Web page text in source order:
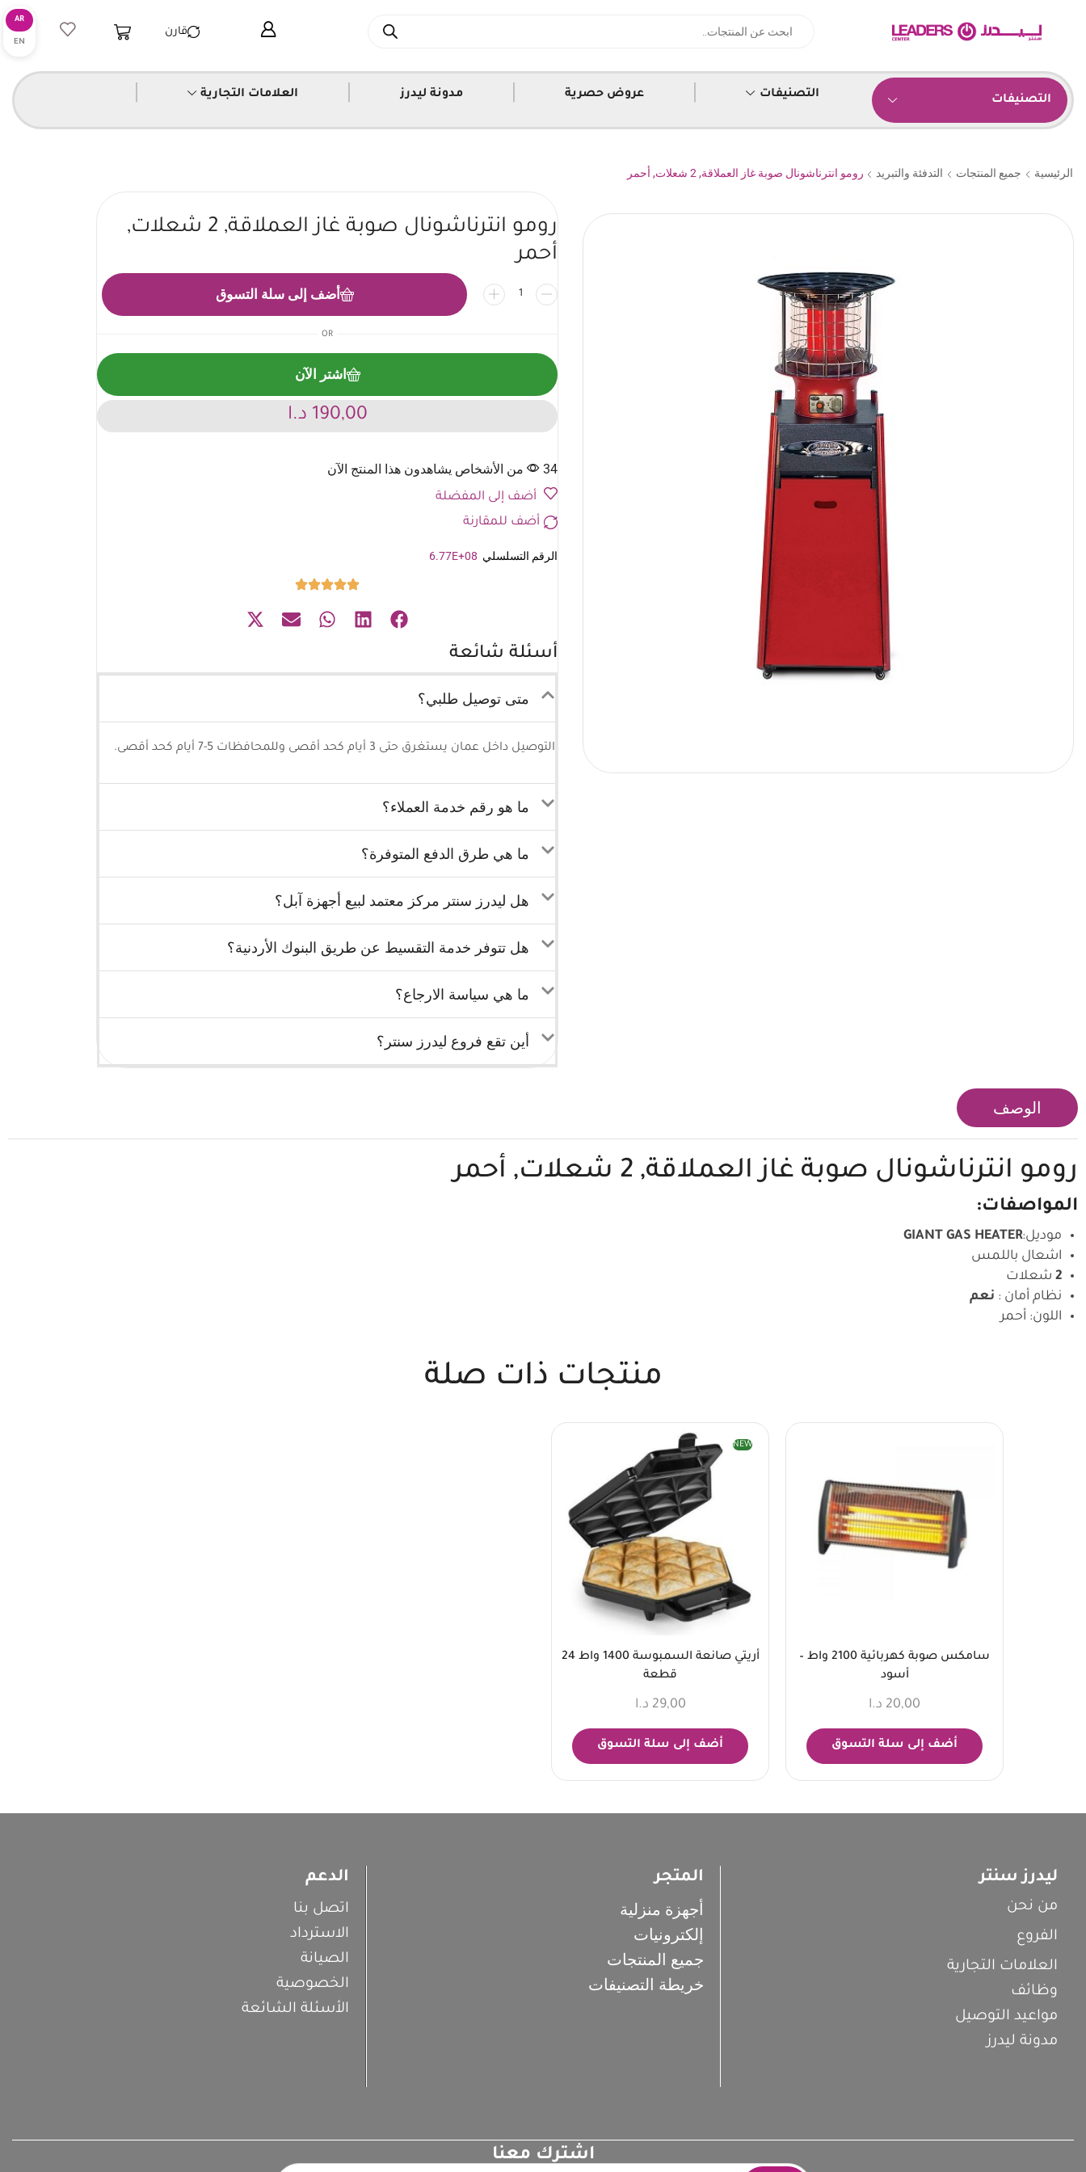
قارن
التصنيفات التصنيفات عروض حصرية مدونة ليدرز العلامات التجارية
الرئيسية جميع المنتجات التدفئة والتبريد رومو انترناشونال صوبة غاز العملاقة, 2 شعلات, أحمر
رومو انترناشونال صوبة غاز العملاقة, 2 شعلات,
أحمر
أضف إلى سلة التسوق
OR
اشتر الآن
190,00 د.ا
34 من الأشخاص يشاهدون هذا المنتج الآن
أضف إلى المفضلة
أضف للمقارنة
الرقم التسلسلي 6.77E+08
أسئلة شائعة
متى توصيل طلبي؟
التوصيل داخل عمان يستغرق حتى 3 أيام كحد أقصى وللمحافظات 5-7 أيام كحد أقصى.
ما هو رقم خدمة العملاء؟
ما هي طرق الدفع المتوفرة؟
هل ليدرز سنتر مركز معتمد لبيع أجهزة آبل؟
هل تتوفر خدمة التقسيط عن طريق البنوك الأردنية؟
ما هي سياسة الارجاع؟
أين تقع فروع ليدرز سنتر؟
الوصف
رومو انترناشونال صوبة غاز العملاقة, 2 شعلات, أحمر
المواصفات:
موديل:GIANT GAS HEATER
اشعال باللمس
2 شعلات
نظام أمان : نعم
اللون: أحمر
منتجات ذات صلة
سامكس صوبة كهربائية 2100 واط –
أسود
20,00 د.ا
أضف إلى سلة التسوق
NEW
أريتي صانعة السمبوسة 1400 واط 24
قطعة
29,00 د.ا
أضف إلى سلة التسوق
ليدرز سنتر
من نحن
الفروع
العلامات التجارية
وظائف
مواعيد التوصيل
مدونة ليدرز
المتجر
أجهزة منزلية
إلكترونيات
جميع المنتجات
خريطة التصنيفات
الدعم
اتصل بنا
الاسترداد
الصيانة
الخصوصية
الأسئلة الشائعة
اشترك معنا